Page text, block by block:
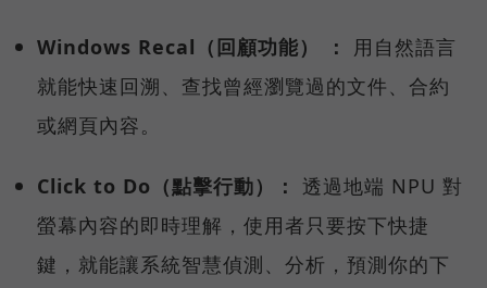
Windows Recal（回顧功能） ：
用自然語言
就能快速回溯、查找曾經瀏覽過的文件、合約
或網頁內容。
Click to Do（點擊行動）： 透過地端 NPU 對
螢幕內容的即時理解，使用者只要按下快捷
鍵，就能讓系統智慧偵測、分析，預測你的下